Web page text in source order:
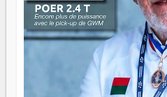
même sens.